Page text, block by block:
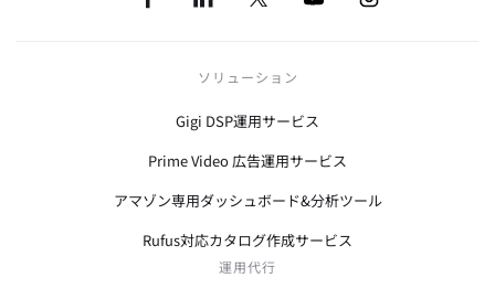
ソリューション
Gigi DSP運用サービス
Prime Video 広告運用サービス
アマゾン専用ダッシュボード&分析ツール
Rufus対応カタログ作成サービス
運用代行